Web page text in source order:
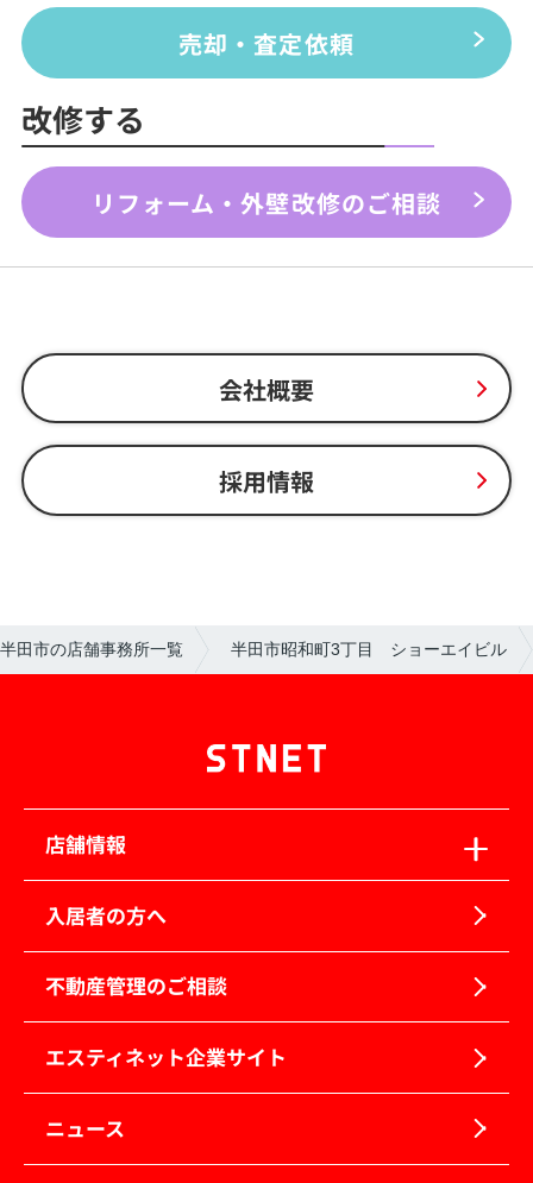
売却・査定依頼
改修する
リフォーム・外壁改修のご相談
会社概要
採用情報
半田市の店舗事務所一覧 半田市昭和町3丁目 ショーエイビル
店舗情報
入居者の方へ
不動産管理のご相談
エスティネット企業サイト
ニュース